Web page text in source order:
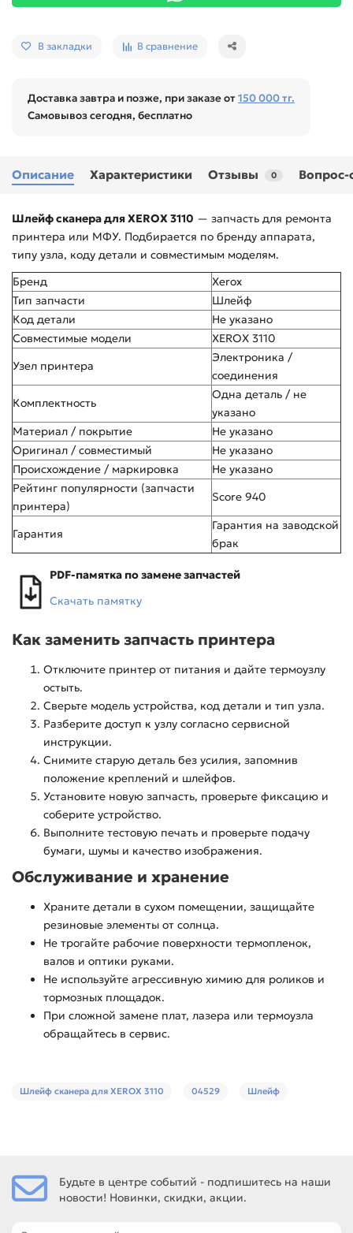
В закладки В сравнение
Доставка завтра и позже, при заказе от150 000 тг.
Самовывоз сегодня, бесплатно
Описание Характеристики Отзывы 0 Вопрос-
Шлейф сканера для XEROX 3110 — запчасть для ремонта
принтера или МФУ. Подбирается по бренду аппарата,
типу узла, коду детали и совместимым моделям.
Бренд
Xerox
Тип запчасти
Шлейф
Код детали
Не указано
Совместимые модели
XEROX 3110
Узел принтера
Электроника /
соединения
Комплектность
Одна деталь / не
указано
Материал / покрытие
Не указано
Оригинал / совместимый
Не указано
Происхождение / маркировка
Не указано
Рейтинг популярности (запчасти
принтера)
Score 940
Гарантия
Гарантия на заводской
брак
PDF-памятка по замене запчастей
Скачать памятку
Как заменить запчасть принтера
Отключите принтер от питания и дайте термоузлу
остыть.
Сверьте модель устройства, код детали и тип узла.
Разберите доступ к узлу согласно сервисной
инструкции.
Снимите старую деталь без усилия, запомнив
положение креплений и шлейфов.
Установите новую запчасть, проверьте фиксацию и
соберите устройство.
Выполните тестовую печать и проверьте подачу
бумаги, шумы и качество изображения.
Обслуживание и хранение
Храните детали в сухом помещении, защищайте
резиновые элементы от солнца.
Не трогайте рабочие поверхности термопленок,
валов и оптики руками.
Не используйте агрессивную химию для роликов и
тормозных площадок.
При сложной замене плат, лазера или термоузла
обращайтесь в сервис.
Шлейф сканера для XEROX 3110 04529 Шлейф
Будьте в центре событий - подпишитесь на наши
новости! Новинки, скидки, акции.